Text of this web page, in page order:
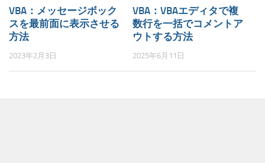
VBA：メッセージボック
スを最前面に表示させる
方法
2023年2月3日
VBA：VBAエディタで複
数行を一括でコメントア
ウトする方法
2025年6月11日